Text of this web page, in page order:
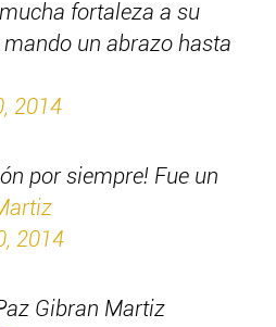
fortaleza a su
un abrazo hasta
2014
por siempre! Fue un
2014
Gibran Martiz